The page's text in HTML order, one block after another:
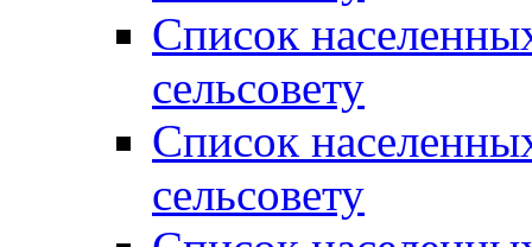
Список
сельсовету
Список
сельсовету